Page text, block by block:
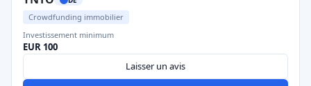
Crowdfunding immobilier
Investissement minimum
EUR 100
Laisser un avis